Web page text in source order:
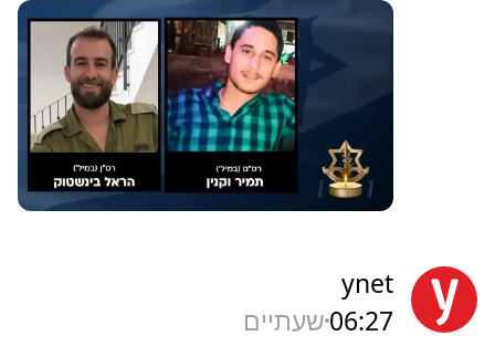
ynet
06:27שעתיים